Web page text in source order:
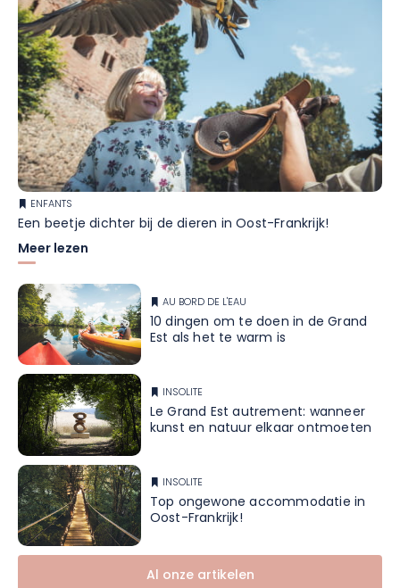
ENFANTS
Een beetje dichter bij de dieren in Oost-Frankrijk!
Meer lezen
AU BORD DE L'EAU
10 dingen om te doen in de Grand
Est als het te warm is
INSOLITE
Le Grand Est autrement: wanneer
kunst en natuur elkaar ontmoeten
INSOLITE
Top ongewone accommodatie in
Oost-Frankrijk!
Al onze artikelen